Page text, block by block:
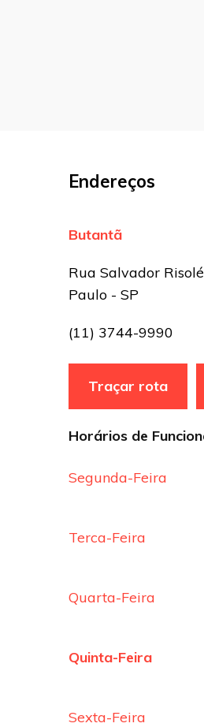
Endereços
Butantã
Rua Salvador
Paulo - SP
(11) 3744-9990
Traçar rota
Horários de
Segunda-Feira
Terca-Feira
Quarta-Feira
Quinta-Feira
Sexta-Feira